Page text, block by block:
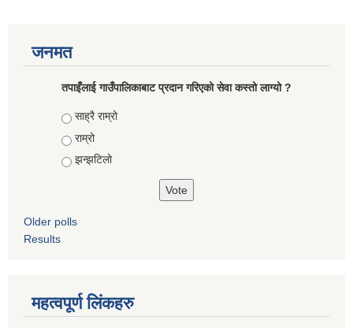
जनमत
तपाइँलाई गाउँपालिकाबाट प्रदान गरिएको सेवा कस्तो लाग्यो ?
Choices
साह्रै राम्रो
राम्रो
झन्झटिलो
Older polls
Results
महत्वपूर्ण लिंकहरु